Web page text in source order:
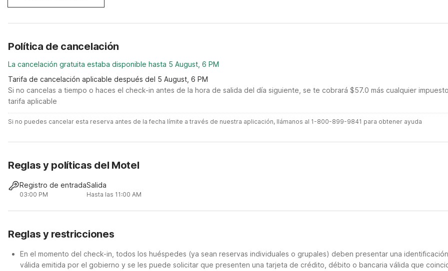
Política de cancelación
La cancelación gratuita estaba disponible hasta 5 August, 6 PM
Tarifa de cancelación aplicable después del 5 August, 6 PM
Si no cancelas a tiempo o haces el check-in antes de la hora de salida del día siguiente, se te cobrará $57.0 más cualquier
tarifa aplicable
Si no puedes cancelar esta reserva antes de la fecha límite a través de nuestra aplicación, llámanos al 1-800-899-9841 para obtener ayuda
Reglas y políticas del Motel
Registro de entrada
03:00 PM
Salida
Hasta las 11:00 AM
Reglas y restricciones
En el momento del check-in, todos los huéspedes (ya sean reservas individuales o grupales) deben presentar una identificación
válida emitida por el gobierno y se les puede solicitar que presenten una tarjeta de crédito, débito o bancaria válida que